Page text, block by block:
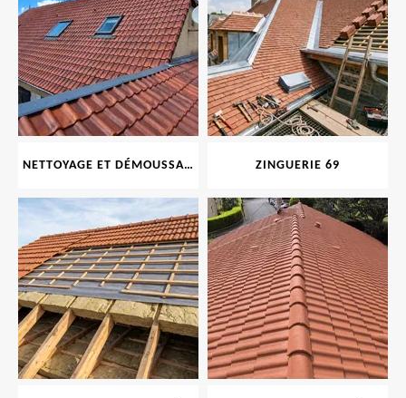
NETTOYAGE ET DÉMOUSSAGE DE TOITURE ET FAÇADE 69 ZINGUERIE 69